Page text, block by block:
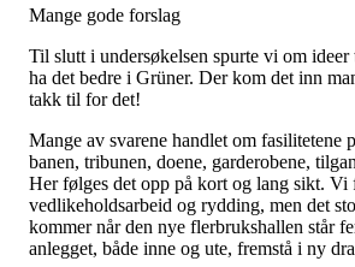
Mange gode forslag
Til slutt i undersøkelsen spurte vi om
ha det bedre i Grüner. Der kom det inn
takk til for det!
Mange av svarene handlet om fasilitetene
banen, tribunen, doene, garderobene,
Her følges det opp på kort og lang sikt. Vi
vedlikeholdsarbeid og rydding, men det
kommer når den nye flerbrukshallen står
anlegget, både inne og ute, fremstå i ny